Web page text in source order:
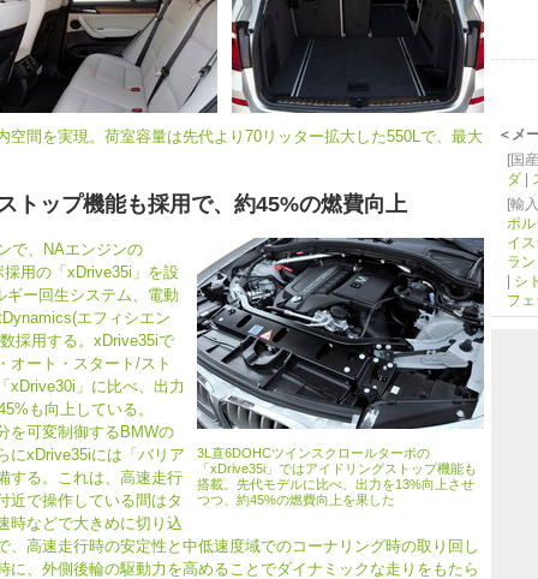
間を実現。荷室容量は先代より70リッター拡大した550Lで、最大
トップ機能も採用で、約45%の燃費向上
3L直6DOHCツインスクロールターボの
「xDrive35i」ではアイドリングストップ機能も
搭載。先代モデルに比べ、出力を13%向上させ
つつ、約45%の燃費向上を果した
で、NAエンジンの
用の「xDrive35i」を設
ギー回生システム、電動
エフィシエン
採用する。xDrive35iで
オート・スタート/スト
xDrive30i」に比べ、出力
も向上している。
可変制御するBMWの
にxDrive35iには「バリア
する。これは、高速走行
近で操作している間はタ
時などで大きめに切り込
高速走行時の安定性と中低速度域でのコーナリング時の取り回し
、外側後輪の駆動力を高めることでダイナミックな走りをもたら
＜メ
[国
ダ
[輸
ポ
イ
ラ
シ
フ